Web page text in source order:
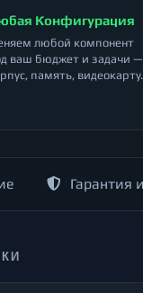
Конфигурация
любой компонент
ваш бюджет и задачи —
память, видеокарту.
Гарантия